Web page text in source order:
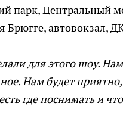
парк, Центральный
Брюгге, автовокзал,
для этого шоу.
Нам будет
где поснимать и